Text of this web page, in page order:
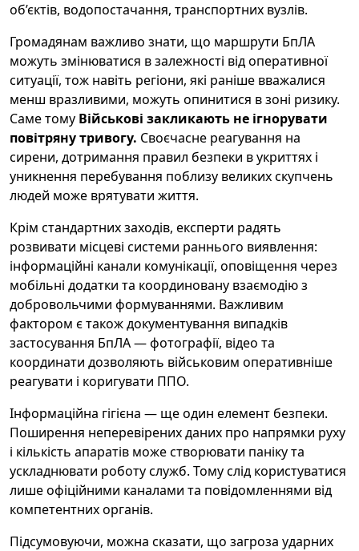
об’єктів, водопостачання, транспортних вузлів.
Громадянам важливо знати, що маршрути БпЛА
можуть змінюватися в залежності від оперативної
ситуації, тож навіть регіони, які раніше вважалися
менш вразливими, можуть опинитися в зоні ризику.
Саме тому Військові закликають не ігнорувати
повітряну тривогу. Своєчасне реагування на
сирени, дотримання правил безпеки в укриттях і
уникнення перебування поблизу великих скупчень
людей може врятувати життя.
Крім стандартних заходів, експерти радять
розвивати місцеві системи раннього виявлення:
інформаційні канали комунікації, оповіщення через
мобільні додатки та координовану взаємодію з
добровольчими формуваннями. Важливим
фактором є також документування випадків
застосування БпЛА — фотографії, відео та
координати дозволяють військовим оперативніше
реагувати і коригувати ППО.
Інформаційна гігієна — ще один елемент безпеки.
Поширення неперевірених даних про напрямки руху
і кількість апаратів може створювати паніку та
ускладнювати роботу служб. Тому слід користуватися
лише офіційними каналами та повідомленнями від
компетентних органів.
Підсумовуючи, можна сказати, що загроза ударних